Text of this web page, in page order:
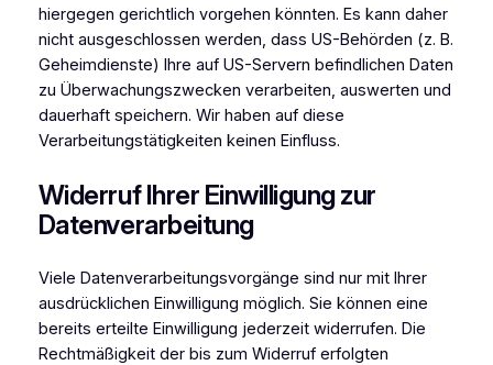
hiergegen gerichtlich vorgehen könnten. Es kann daher
nicht ausgeschlossen werden, dass US-Behörden (z. B.
Geheimdienste) Ihre auf US-Servern befindlichen Daten
zu Überwachungszwecken verarbeiten, auswerten und
dauerhaft speichern. Wir haben auf diese
Verarbeitungstätigkeiten keinen Einfluss.
Widerruf Ihrer Einwilligung zur
Datenverarbeitung
Viele Datenverarbeitungsvorgänge sind nur mit Ihrer
ausdrücklichen Einwilligung möglich. Sie können eine
bereits erteilte Einwilligung jederzeit widerrufen. Die
Rechtmäßigkeit der bis zum Widerruf erfolgten